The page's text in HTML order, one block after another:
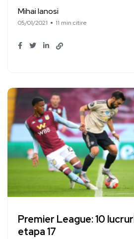
Mihai Ianosi
05/01/2021 11 min citire
Premier League: 10
etapa 17